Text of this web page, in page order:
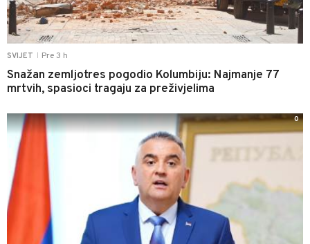
SVIJET Pre 3 h
Snažan zemljotres pogodio Kolumbiju: Najmanje 77
mrtvih, spasioci tragaju za preživjelima
0